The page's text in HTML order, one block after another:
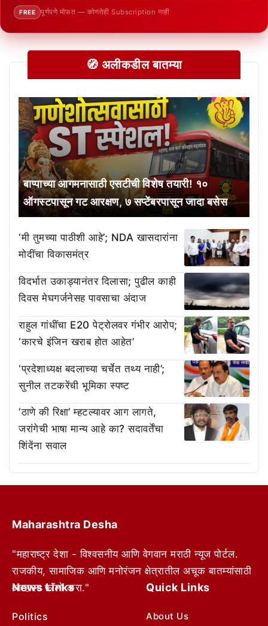
FREE पूर्णपणे मोफत — कोणतेही Subscription नाही
🧭 अलीकडील बातम्या
बाप्पाच्या आगमनासाठी एसटीची विशेष तयारी! १०
ऑगस्टपासून गट आरक्षण, ७ सप्टेंबरपासून जादा बसेस
‘मी तुमच्या पाठीशी आहे’; NDA खासदारांना
मोदींचा विकासमंत्र
विदर्भात उकाड्यानंतर दिलासा; पुढील काही
दिवस मेघगर्जनेसह पावसाचा अंदाज
राहुल गांधींचा E20 पेट्रोलवर गंभीर आरोप;
‘कारचे इंजिन खराब होत आहेत’
‘प्रदेशाध्यक्ष बदलाच्या चर्चेत तथ्य नाही’;
सुनील तटकरेंची भूमिका स्पष्ट
‘ठाणे की रिक्षा’ म्हटल्यावर आग लागते,
जरांगेची भाषा मान्य आहे का? सदावर्तेंचा
शिंदेंना सवाल
Maharashtra Desha
"महाराष्ट्र देशा - विश्वसनीय आणि वेगवान मराठी न्यूज पोर्टल.
राजकीय, सामाजिक आणि मनोरंजन क्षेत्रातील अचूक बातम्यांसाठी
आम्हाला फॉलो करा."
News Links
Politics
Quick Links
About Us